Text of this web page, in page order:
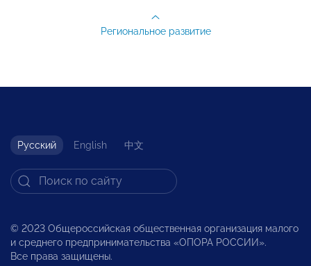
Региональное развитие
Русский English 中文
© 2023 Общероссийская общественная организация малого
и среднего предпринимательства «ОПОРА РОССИИ».
Все права защищены.